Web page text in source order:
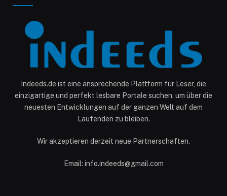
Indeeds.de ist eine ansprechende Plattform für Leser, die
einzigartige und perfekt lesbare Portale suchen, um über die
neuesten Entwicklungen auf der ganzen Welt auf dem
Laufenden zu bleiben.
Wir akzeptieren derzeit neue Partnerschaften.
Email: info.indeeds@gmail.com